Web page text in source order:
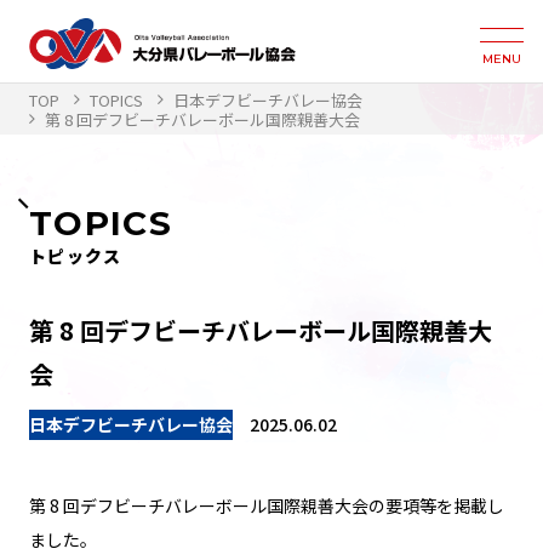
MENU
TOP TOPICS
日本デフビーチバレー協会
第 8 回デフビーチバレーボール国際親善大会
TOPICS
トピックス
第 8 回デフビーチバレーボール国際親善大
会
日本デフビーチバレー協会 2025.06.02
第 8 回デフビーチバレーボール国際親善大会の要項等を掲載し
ました。